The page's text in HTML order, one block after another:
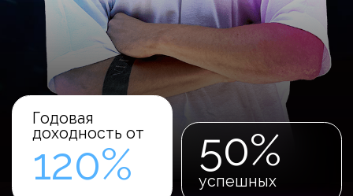
сокращается на 70% из 100
остаются только те 30%
которые имеют смысл и
подтверждения
Количество прибыльных сделок
увеличивается на 50%-60%